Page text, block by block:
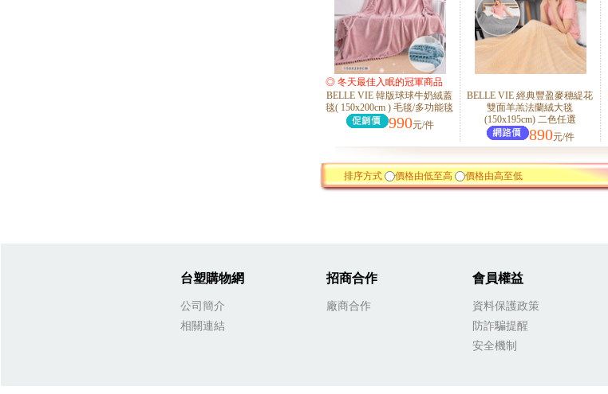
◎ 冬天最佳入眠的冠軍商品
◎
BELLE VIE 韓版球球牛奶絨蓋
毯( 150x200cm ) 毛毯/多功能毯
990元/件
BELLE VIE 經典豐盈麥穗緹花
雙面羊羔法蘭絨大毯
(150x195cm) 二色任選
890元/件
排序方式 價格由低至高 價格由高至低
台塑購物網
公司簡介
相關連結
招商合作
廠商合作
會員權益
資料保護政策
防詐騙提醒
安全機制